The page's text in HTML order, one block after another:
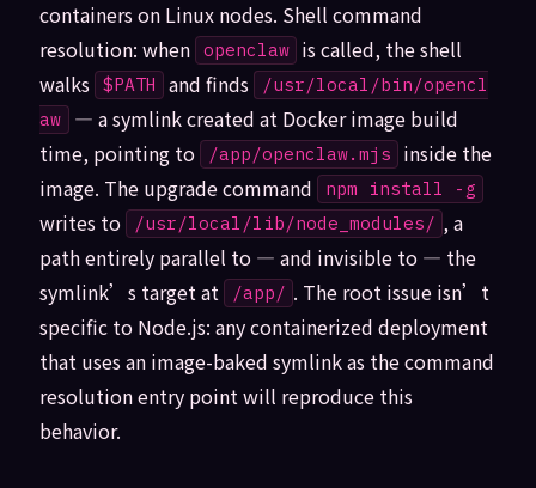
containers on Linux nodes. Shell command
resolution: when openclaw
is called, the shell
walks
$PATH and finds
/usr/local/bin/opencl
aw
— a symlink created at Docker image build
time, pointing to
/app/openclaw.mjs
inside the
image. The upgrade command
npm install -g
writes to /usr/local/lib/node_modules/ , a
path entirely parallel to — and invisible to — the
symlink’s target at
/app/ . The root issue isn’t
specific to Node.js: any containerized deployment
that uses an image-baked symlink as the command
resolution entry point will reproduce this
behavior.